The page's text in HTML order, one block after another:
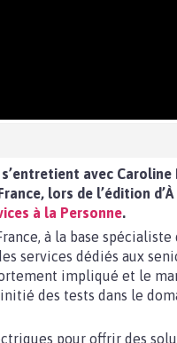
avec
lors de l’édition
à la Personne.
à la base
services dédiés aux
impliqué et le
des tests dans le
pour offrir des